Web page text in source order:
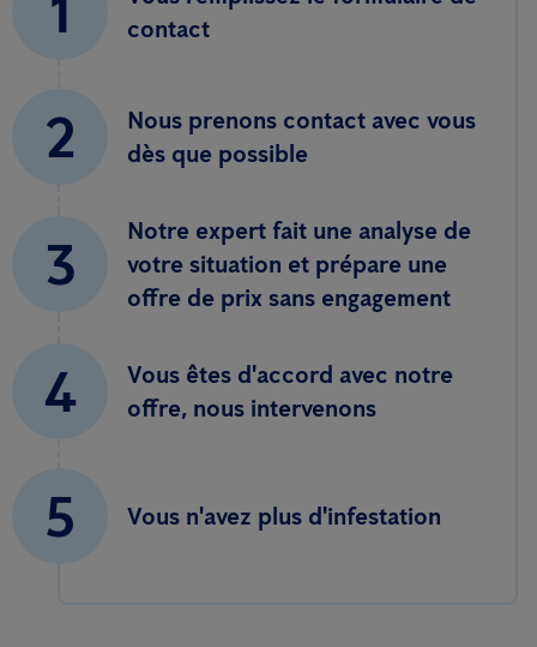
contact
2
Nous prenons contact avec vous
dès que possible
3
Notre expert fait une analyse de
votre situation et prépare une
offre de prix sans engagement
4
Vous êtes d'accord avec notre
offre, nous intervenons
5 Vous n'avez plus d'infestation